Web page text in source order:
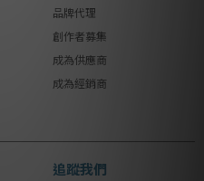
品牌代理
創作者募集
成為供應商
成為經銷商
追蹤我們